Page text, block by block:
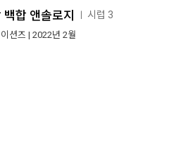
합 앤솔로지 시럽 3
션즈 | 2022년 2월